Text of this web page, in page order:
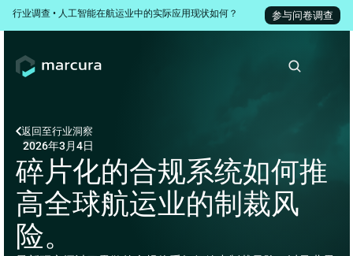
行业调查 • 人工智能在航运业中的实际应用现状如何？ 参与问卷调查
返回至行业洞察
2026年3月4日
碎片化的合规系统如何推
高全球航运业的制裁风
险。